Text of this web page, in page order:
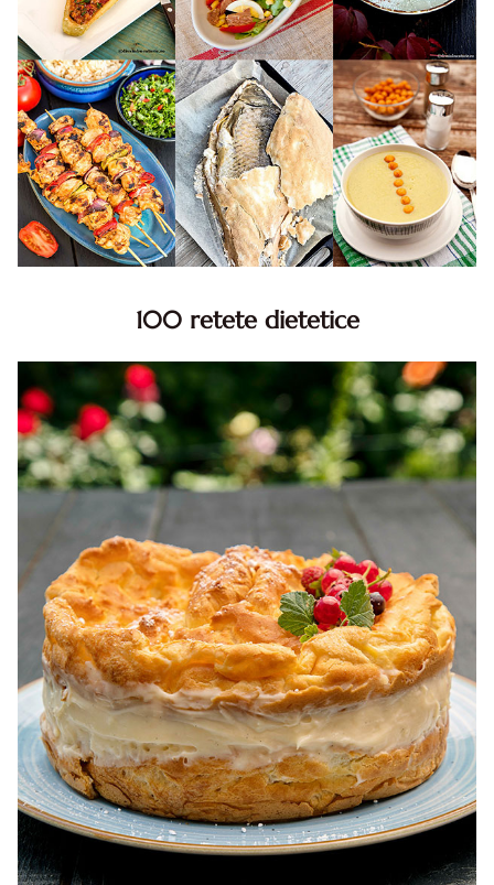
100 retete dietetice
dietetice. Idei retete dietetice. 100 Retete mancare
pentru dieta.